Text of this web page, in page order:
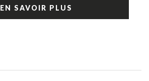
EN SAVOIR PLUS